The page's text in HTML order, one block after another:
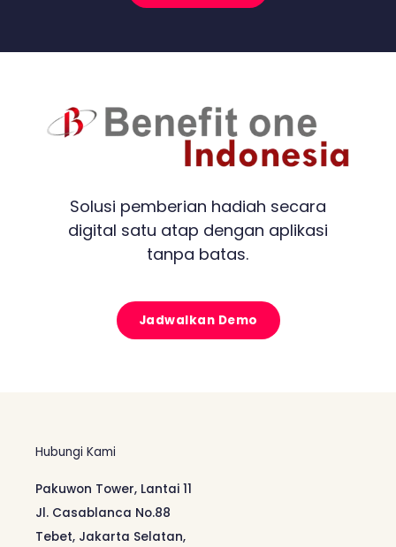
Solusi pemberian hadiah secara
digital satu atap dengan aplikasi
tanpa batas.
Jadwalkan Demo
Hubungi Kami
Pakuwon Tower, Lantai 11
Jl. Casablanca No.88
Tebet, Jakarta Selatan,